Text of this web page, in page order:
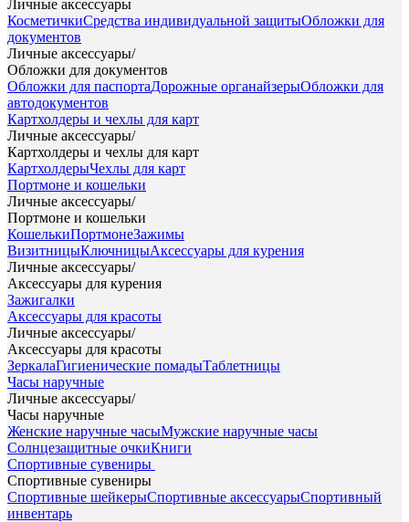
Личные аксессуары
КосметичкиСредства индивидуальной защитыОбложки для
документов
Личные аксессуары/
Обложки для документов
Обложки для паспортаДорожные органайзерыОбложки для
автодокументов
Картхолдеры и чехлы для карт
Личные аксессуары/
Картхолдеры и чехлы для карт
КартхолдерыЧехлы для карт
Портмоне и кошельки
Личные аксессуары/
Портмоне и кошельки
КошелькиПортмонеЗажимы
ВизитницыКлючницыАксессуары для курения
Личные аксессуары/
Аксессуары для курения
Зажигалки
Аксессуары для красоты
Личные аксессуары/
Аксессуары для красоты
ЗеркалаГигиенические помадыТаблетницы
Часы наручные
Личные аксессуары/
Часы наручные
Женские наручные часыМужские наручные часы
Солнцезащитные очкиКниги
Спортивные сувениры
Спортивные сувениры
Спортивные шейкерыСпортивные аксессуарыСпортивный
инвентарь